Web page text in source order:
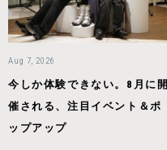
Aug 7, 2026
今しか体験できない。8月に開
催される、注目イベント＆ポ
ップアップ